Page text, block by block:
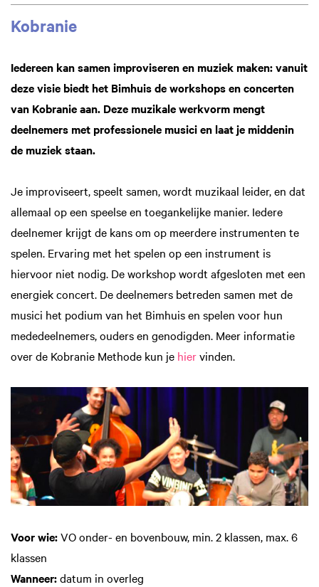
Kobranie
Iedereen kan samen improviseren en muziek maken: vanuit
deze visie biedt het Bimhuis de workshops en concerten
van Kobranie aan. Deze muzikale werkvorm mengt
deelnemers met professionele musici en laat je middenin
de muziek staan.
Je improviseert, speelt samen, wordt muzikaal leider, en dat
allemaal op een speelse en toegankelijke manier. Iedere
deelnemer krijgt de kans om op meerdere instrumenten te
spelen. Ervaring met het spelen op een instrument is
hiervoor niet nodig. De workshop wordt afgesloten met een
energiek concert. De deelnemers betreden samen met de
musici het podium van het Bimhuis en spelen voor hun
mededeelnemers, ouders en genodigden. Meer informatie
over de Kobranie Methode kun je hiervinden.
Voor wie:VO onder- en bovenbouw, min. 2 klassen, max. 6
klassen
Wanneer:datum in overleg